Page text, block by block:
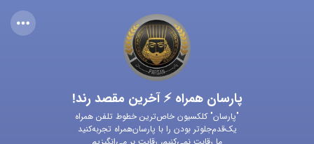
پارسان همراه ⚡ آخرین مقصد رند!
"پارسان" کلکسیون خاص‌ترین خطوط تلفن همراه
یک‌قدم‌جلوتر بودن را با پارسان‌همراه تجربه‌کنید